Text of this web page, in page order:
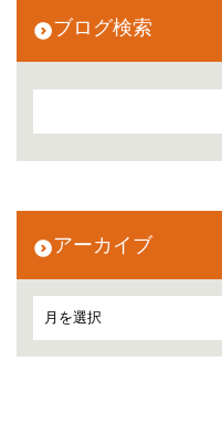
ブログ検索
アーカイブ